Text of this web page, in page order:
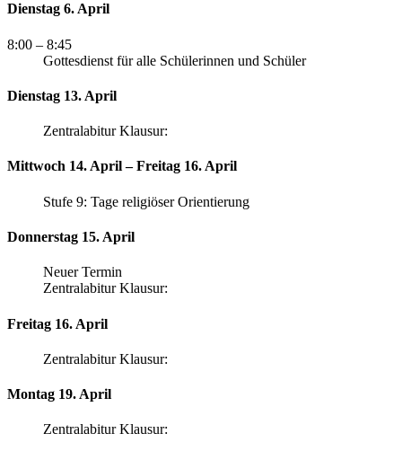
Dienstag 6. April
8:00 – 8:45
Gottesdienst für alle Schülerinnen und Schüler
Dienstag 13. April
Zentralabitur Klausur:
Mittwoch 14. April – Freitag 16. April
Stufe 9: Tage religiöser Orientierung
Donnerstag 15. April
Neuer Termin
Zentralabitur Klausur:
Freitag 16. April
Zentralabitur Klausur:
Montag 19. April
Zentralabitur Klausur: